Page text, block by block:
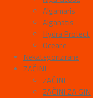
Algamaris
Alganatis
Hydra Protect
Oceane
Nekategorizirane
ZAČINI
ZAČINI
ZAČINI ZA GIN